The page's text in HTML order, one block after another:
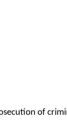
of